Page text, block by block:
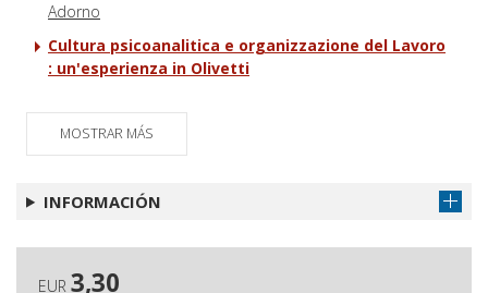
Adorno
Cultura psicoanalitica e organizzazione del Lavoro
: un'esperienza in Olivetti
MOSTRAR MÁS
INFORMACIÓN
EUR 3,30